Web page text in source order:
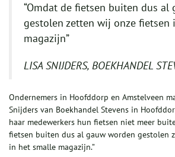
“Omdat de fietsen buiten dus al
gestolen zetten wij onze fietsen
magazijn”
LISA SNIJDERS, BOEKHANDEL
Ondernemers in Hoofddorp en Amstelveen
Snijders van Boekhandel Stevens in
haar medewerkers hun fietsen niet meer
fietsen buiten dus al gauw worden gestolen
in het smalle magazijn.”